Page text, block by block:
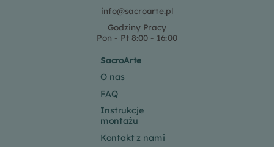
info@sacroarte.pl
Godziny Pracy
Pon - Pt 8:00 - 16:00
SacroArte
O nas
FAQ
Instrukcje
montażu
Kontakt z nami